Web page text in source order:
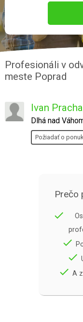
Profesionáli v
meste Poprad
Ivan
Dlhá nad
Požiadať o
Prečo
done
done
done
done A